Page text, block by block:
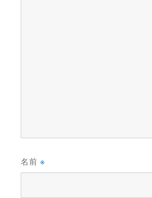
名前※